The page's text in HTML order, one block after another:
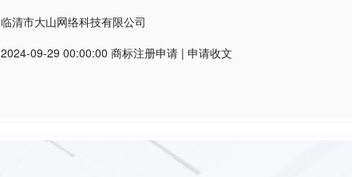
临清市大山网络科技有限公司
2024-09-29 00:00:00 商标注册申请 | 申请收文